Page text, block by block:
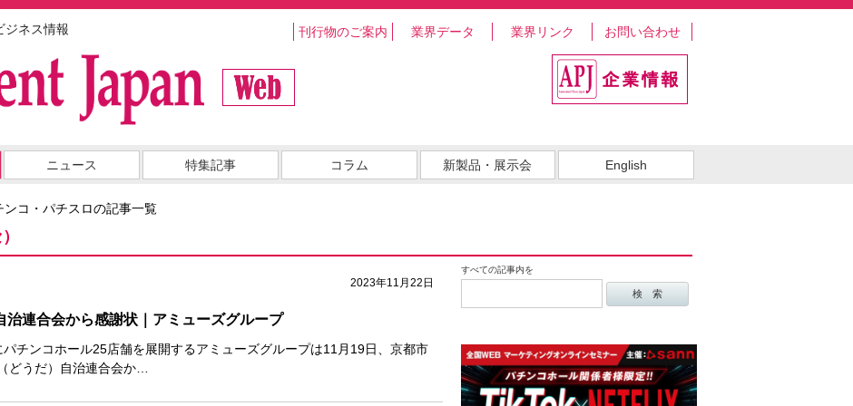
ジネス情報 刊行物のご案内 業界データ 業界リンク お問い合わせ
ニュース 特集記事 コラム 新製品・展示会 English
ンコ・パチスロの記事一覧
すべての記事内を
2023年11月22日
治連合会から感謝状｜アミューズグループ
チンコホール25店舗を展開するアミューズグループは11月19日、京都市
どうだ）自治連合会か…